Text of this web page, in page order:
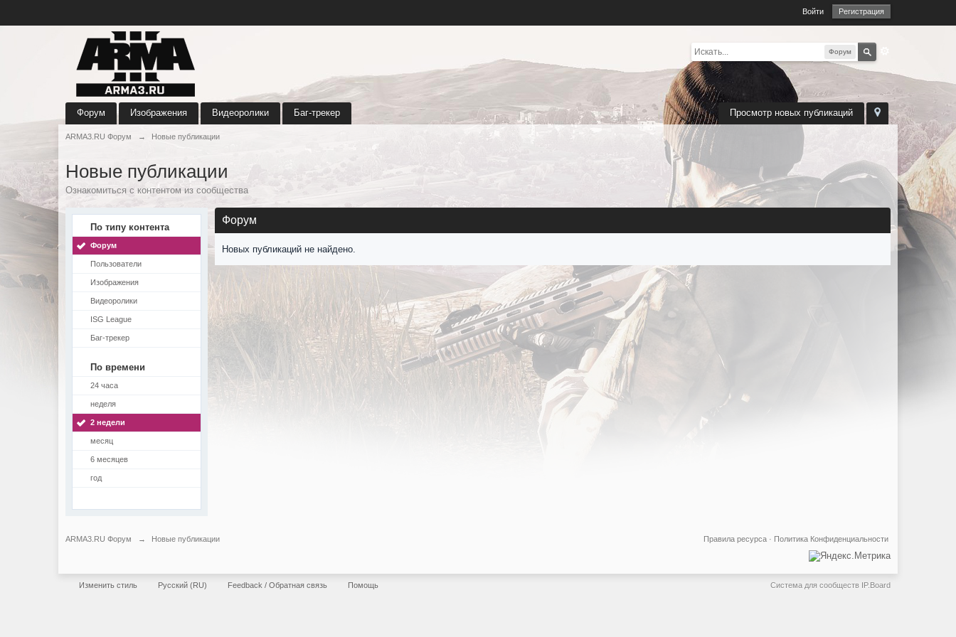
Войти Регистрация
Форум
Просмотр новых публикаций
Форум Изображения Видеоролики Баг-трекер
ARMA3.RU Форум → Новые публикации
Новые публикации
Ознакомиться с контентом из сообщества
По типу контента
Форум
Пользователи
Изображения
Видеоролики
ISG League
Баг-трекер
По времени
24 часа
неделя
2 недели
месяц
6 месяцев
год
Форум
Новых публикаций не найдено.
ARMA3.RU Форум → Новые публикации Политика Конфиденциальности
Правила ресурса ·
Изменить стиль Русский (RU) Feedback / Обратная связь Помощь Система для сообществ IP.Board